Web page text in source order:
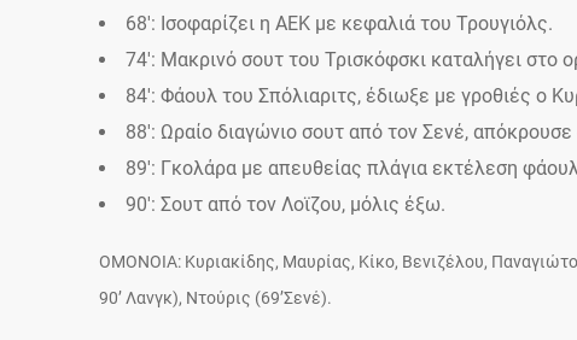
68′: Ισοφαρίζει η ΑΕΚ με κεφαλιά του Τρουγιόλς.
74′: Μακρινό σουτ του Τρισκόφσκι καταλήγει στο
84′: Φάουλ του Σπόλιαριτς, έδιωξε με γροθιές ο
88′: Ωραίο διαγώνιο σουτ από τον Σενέ, απόκρουσε
89′: Γκολάρα με απευθείας πλάγια εκτέλεση
90′: Σουτ από τον Λοϊζου, μόλις έξω.
OMONOIA: Κυριακίδης, Μαυρίας, Κίκο, Βενιζέλου,
90’ Λανγκ), Ντούρις (69’Σενέ).